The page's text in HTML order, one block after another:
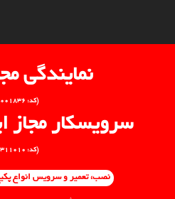
نمایندگی
(کد: ۵۰۰۱۸۳۶)
سرویسکار مجاز
(کد: ۹۳۱۱۰۱۰)
نصب، تعمیر و سرویس انواع